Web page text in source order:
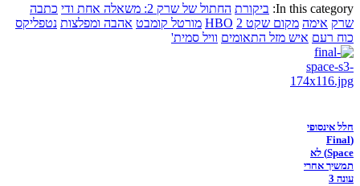
In this category: ביקורת החתול של שרק 2: משאלה אחת ודי
כתבה
שרק אימה מקום שקט 2 HBO מורטל קומבט אהבה ומפלצות נטפליקס
כוח רעם איש מזל התאומים וויל סמית'
חלל אינסופי
(Final
Space) לא
תמשיך אחרי
עונה 3